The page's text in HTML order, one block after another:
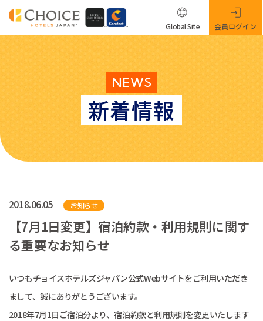
NEWS
新着情報
Global Site 会員ログイン
2018.06.05 お知らせ
【7月1日変更】宿泊約款・利用規則に関す
る重要なお知らせ
いつもチョイスホテルズジャパン公式Webサイトをご利用いただき
まして、誠にありがとうございます。
2018年7月1日ご宿泊分より、宿泊約款と利用規則を変更いたします